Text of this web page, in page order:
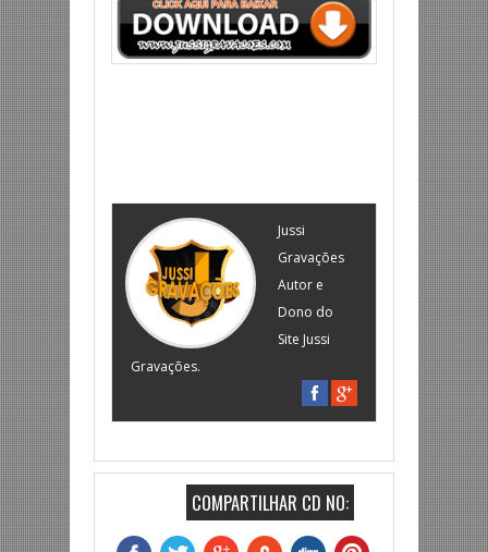
Jussi
Gravações
Autor e
Dono do
Site Jussi
Gravações.
COMPARTILHAR CD NO: